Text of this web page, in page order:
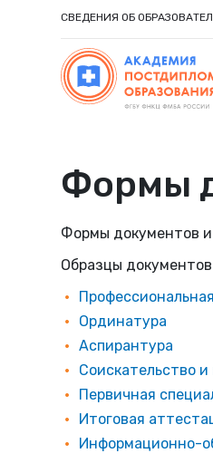
СВЕДЕНИЯ ОБ
Формы
Формы документов и
Образцы
Ординатура
Аспирантура
Соискательство
Первичная
Итоговая
Информационно-